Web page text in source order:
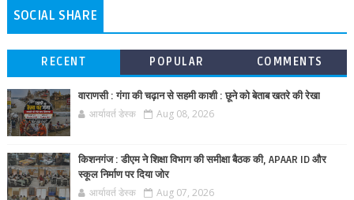
SOCIAL SHARE
RECENT POPULAR COMMENTS
वाराणसी : गंगा की चढ़ान से सहमी काशी : छूने को बेताब खतरे की रेखा
आर्यावर्त डेस्क Aug 08, 2026
किशनगंज : डीएम ने शिक्षा विभाग की समीक्षा बैठक की, APAAR ID और
स्कूल निर्माण पर दिया जोर
आर्यावर्त डेस्क Aug 07, 2026